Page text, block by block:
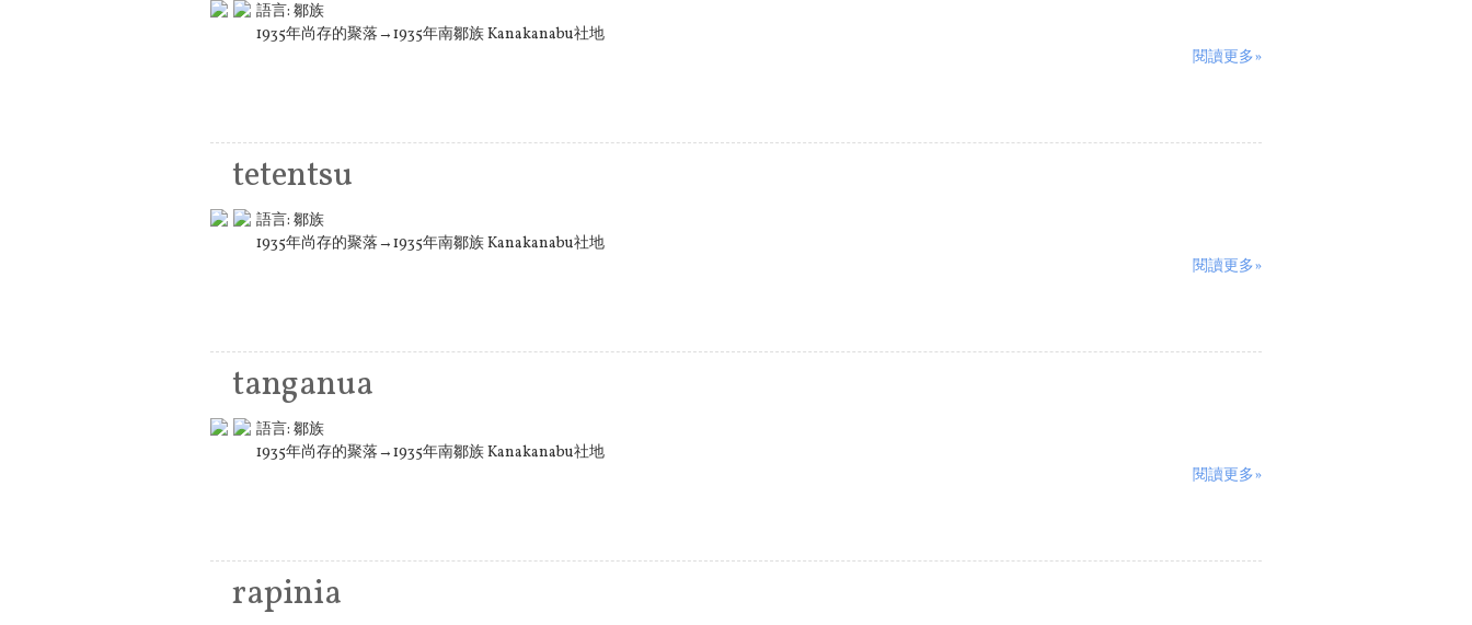
語言: 鄒族
1935年尚存的聚落→1935年南鄒族 Kanakanabu社地
閱讀更多»
tetentsu
語言: 鄒族
1935年尚存的聚落→1935年南鄒族 Kanakanabu社地
閱讀更多»
tanganua
語言: 鄒族
1935年尚存的聚落→1935年南鄒族 Kanakanabu社地
閱讀更多»
rapinia